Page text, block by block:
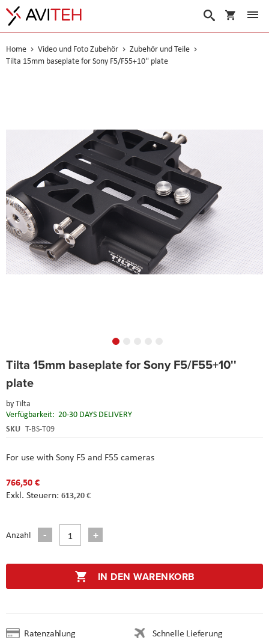
Suche
Home Video und Foto Zubehör
Zubehör und Teile
Tilta 15mm baseplate for Sony F5/F55+10'' plate
Tilta 15mm baseplate for Sony F5/F55+10''
plate
byTilta
Verfügbarkeit: 20-30 DAYS DELIVERY
SKU T-BS-T09
For use with Sony F5 and F55 cameras
766,50 €
613,20 €
Anzahl
IN DEN WARENKORB
Ratenzahlung
Schnelle Lieferung
to
beginning
the
images
gallery